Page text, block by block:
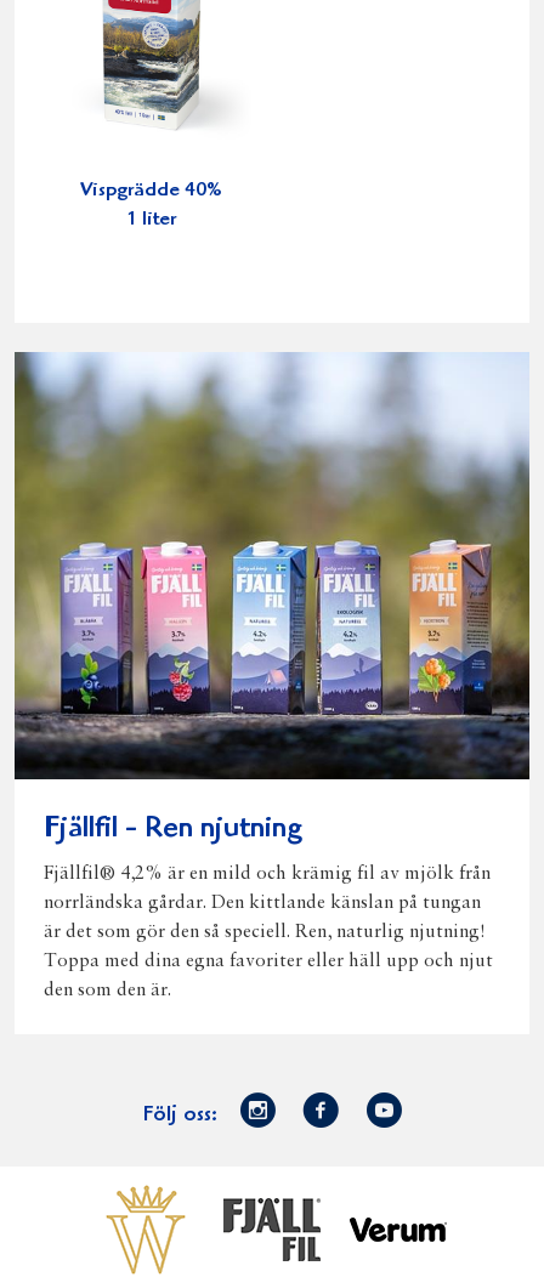
Vispgrädde 40%
1 liter
Fjällfil - Ren njutning
Fjällfil® 4,2% är en mild och krämig fil av mjölk från
norrländska gårdar. Den kittlande känslan på tungan
är det som gör den så speciell. Ren, naturlig njutning!
Toppa med dina egna favoriter eller häll upp och njut
den som den är.
Följ oss:
Norrmejerier
Facebook
Youtube
Gör gott för Norrländska
VästerbottensostFjällfil